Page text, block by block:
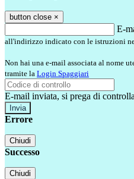
button close ×
E-
all'indirizzo indicato con le istruzioni
Non hai una e-mail associata al nome
tramite la Login Spaggiari
E-mail inviata, si prega di
Errore
Chiudi
Successo
Chiudi